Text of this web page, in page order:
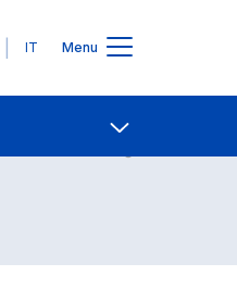
IT Menu
Contact Us